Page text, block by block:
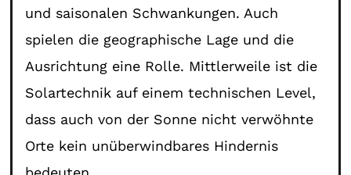
und saisonalen Schwankungen. Auch
spielen die geographische Lage und die
Ausrichtung eine Rolle. Mittlerweile ist die
Solartechnik auf einem technischen Level,
dass auch von der Sonne nicht verwöhnte
Orte kein unüberwindbares Hindernis